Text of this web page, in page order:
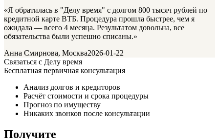
«Я обратилась в "Делу время" с долгом 800 тысяч рублей по
кредитной карте ВТБ. Процедура прошла быстрее, чем я
ожидала — всего 4 месяца. Результатом довольна, все
обязательства были успешно списаны.»
Анна Смирнова, Москва2026-01-22
Связаться с Делу время
Бесплатная первичная консультация
Анализ долгов и кредиторов
Расчёт стоимости и срока процедуры
Прогноз по имуществу
Никаких звонков после консультации
Получите